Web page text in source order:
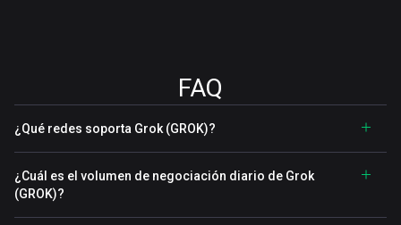
FAQ
¿Qué redes soporta Grok (GROK)?
¿Cuál es el volumen de negociación diario de Grok
(GROK)?